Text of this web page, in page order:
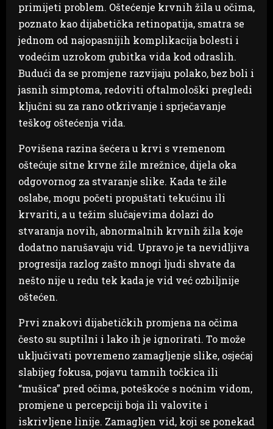
primijeti problem. Oštećenje krvnih žila u očima,
poznato kao dijabetička retinopatija, smatra se
jednom od najopasnijih komplikacija bolesti i
vodećim uzrokom gubitka vida kod odraslih.
Budući da se promjene razvijaju polako, bez boli i
jasnih simptoma, redoviti oftalmološki pregledi
ključni su za rano otkrivanje i sprječavanje
teškog oštećenja vida.
Povišena razina šećera u krvi s vremenom
oštećuje sitne krvne žile mrežnice, dijela oka
odgovornog za stvaranje slike. Kada te žile
oslabe, mogu početi propuštati tekućinu ili
krvariti, a u težim slučajevima dolazi do
stvaranja novih, abnormalnih krvnih žila koje
dodatno narušavaju vid. Upravo je ta nevidljiva
progresija razlog zašto mnogi ljudi shvate da
nešto nije u redu tek kada je vid već ozbiljnije
oštećen.
Prvi znakovi dijabetičkih promjena na očima
često su suptilni i lako ih je ignorirati. To može
uključivati povremeno zamagljenje slike, osjećaj
slabijeg fokusa, pojavu tamnih točkica ili
“mušica” pred očima, poteškoće s noćnim vidom,
promjene u percepciji boja ili valovite i
iskrivljene linije. Zamagljen vid, koji se ponekad